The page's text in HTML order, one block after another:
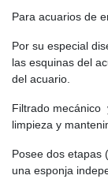
Para acuarios de
Por su especial
las esquinas del
del acuario.
Filtrado mecánico
limpieza y
Posee dos etapas
una esponja